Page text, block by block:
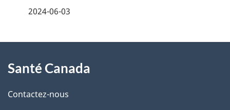
i
l
2024-06-03
propos
de
Santé Canada
Contactez-nous